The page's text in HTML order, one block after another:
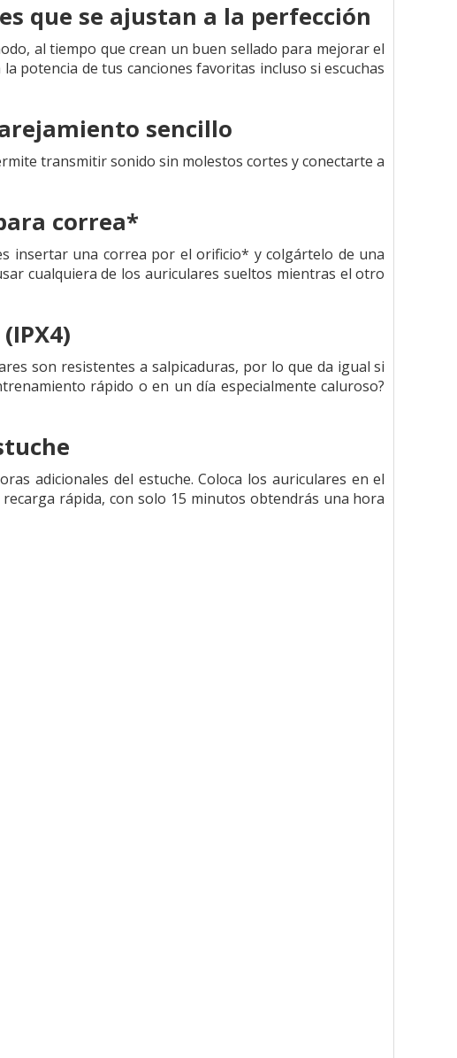
que se ajustan a la perfección
al tiempo que crean un buen sellado para mejorar el
potencia de tus canciones favoritas incluso si escuchas
sencillo
transmitir sonido sin molestos cortes y conectarte a
correa*
insertar una correa por el orificio* y colgártelo de una
cualquiera de los auriculares sueltos mientras el otro
son resistentes a salpicaduras, por lo que da igual si
rápido o en un día especialmente caluroso?
adicionales del estuche. Coloca los auriculares en el
rápida, con solo 15 minutos obtendrás una hora